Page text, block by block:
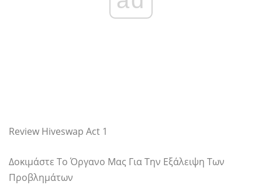
Review Hiveswap Act 1
Δοκιμάστε Το Όργανο Μας Για Την Εξάλειψη Των
Προβλημάτων